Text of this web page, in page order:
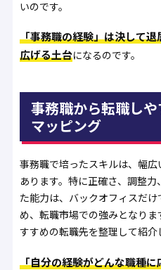
いのです。
「事務職の経験」は決して
広げる土台になるのです。
事務職から転職し
マッピング
事務職で培ったスキルは、幅
あります。特に正確さ、調整
た能力は、バックオフィスだ
め、転職市場での強みとなり
すすめの転職先を整理して紹介
「自分の経験がどんな職種